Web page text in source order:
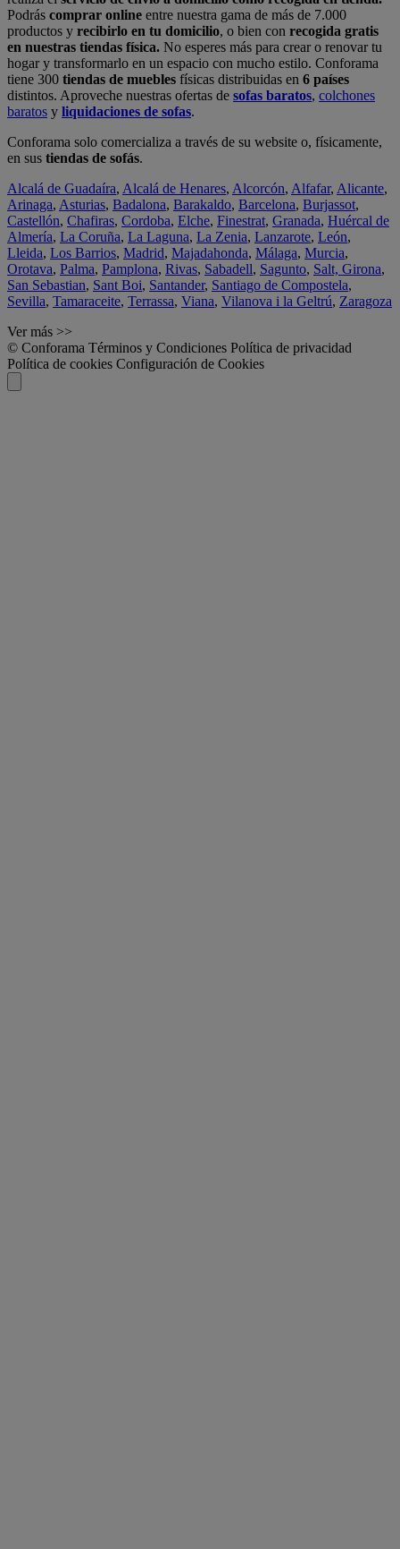
Podrás comprar online entre nuestra gama de más de 7.000
productos y recibirlo en tu domicilio, o bien con recogida gratis
en nuestras tiendas física. No esperes más para crear o renovar tu
hogar y transformarlo en un espacio con mucho estilo. Conforama
tiene 300 tiendas de muebles físicas distribuidas en 6 países
distintos. Aproveche nuestras ofertas de sofas baratos, colchones
baratos y liquidaciones de sofas.
Conforama solo comercializa a través de su website o, físicamente,
en sus tiendas de sofás.
Alcalá de Guadaíra, Alcalá de Henares, Alcorcón, Alfafar, Alicante,
Arinaga, Asturias, Badalona, Barakaldo, Barcelona, Burjassot,
Castellón, Chafiras, Cordoba, Elche, Finestrat, Granada, Huércal de
Almería, La Coruña, La Laguna, La Zenia, Lanzarote, León,
Lleida, Los Barrios, Madrid, Majadahonda, Málaga, Murcia,
Orotava, Palma, Pamplona, Rivas, Sabadell, Sagunto, Salt, Girona,
San Sebastian, Sant Boi, Santander, Santiago de Compostela,
Sevilla, Tamaraceite, Terrassa, Viana, Vilanova i la Geltrú, Zaragoza
Ver más >>
© Conforama Términos y Condiciones Política de privacidad
Política de cookies Configuración de Cookies